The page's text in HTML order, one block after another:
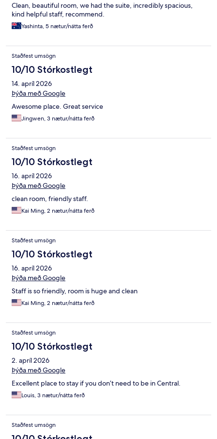
Clean, beautiful room, we had the suite, incredibly spacious,
kind helpful staff, recommend.
Yashinta, 5 nætur/nátta ferð
Staðfest umsögn
10/10 Stórkostlegt
14. apríl 2026
Þýða með Google
Awesome place. Great service
Jingwen, 3 nætur/nátta ferð
Staðfest umsögn
10/10 Stórkostlegt
16. apríl 2026
Þýða með Google
clean room, friendly staff.
Kai Ming, 2 nætur/nátta ferð
Staðfest umsögn
10/10 Stórkostlegt
16. apríl 2026
Þýða með Google
Staff is so friendly, room is huge and clean
Kai Ming, 2 nætur/nátta ferð
Staðfest umsögn
10/10 Stórkostlegt
2. apríl 2026
Þýða með Google
Excellent place to stay if you don’t need to be in Central.
Louis, 3 nætur/nátta ferð
Staðfest umsögn